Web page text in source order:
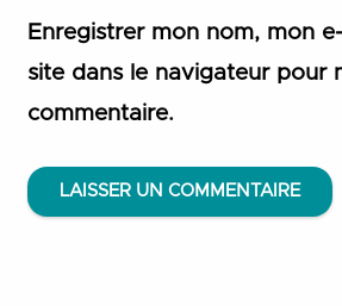
Enregistrer mon nom, mon
site dans le navigateur pour
commentaire.
LAISSER UN COMMENTAIRE